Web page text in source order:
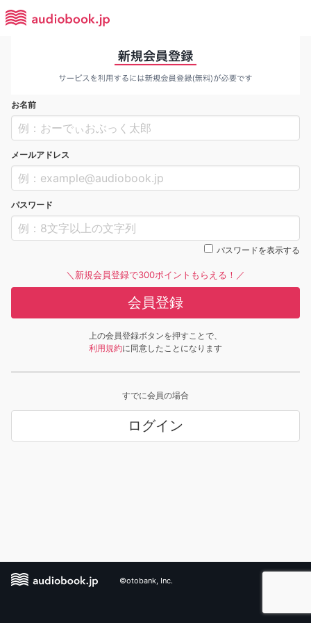
お名前
メールアドレス
パスワード
パスワードを表示する
＼新規会員登録で300ポイントもらえる！／
会員登録
上の会員登録ボタンを押すことで、
利用規約に同意したことになります
すでに会員の場合
ログイン
©otobank, Inc.